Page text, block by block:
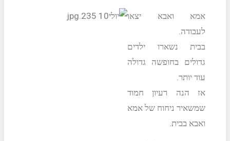
אמא ואבא יצאו
לעבודה.
בבית נשארו ילדים
גדולים בחופשה גדולה
עוד יותר.
אז הנה רעיון חמוד
שמשאיר ניחוח של אמא
ואבא בבית.